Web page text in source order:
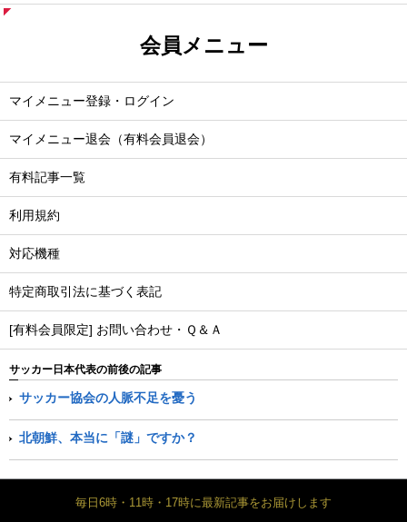
会員メニュー
マイメニュー登録・ログイン
マイメニュー退会（有料会員退会）
有料記事一覧
利用規約
対応機種
特定商取引法に基づく表記
[有料会員限定] お問い合わせ・Ｑ＆Ａ
サッカー日本代表の前後の記事
サッカー協会の人脈不足を憂う
北朝鮮、本当に「謎」ですか？
毎日6時・11時・17時に最新記事をお届けします